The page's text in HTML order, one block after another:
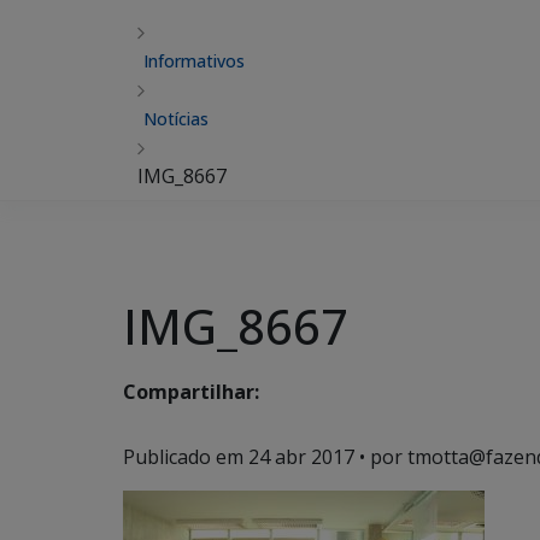
Informativos
Notícias
IMG_8667
IMG_8667
Compartilhar:
Publicado em 24 abr 2017 • por